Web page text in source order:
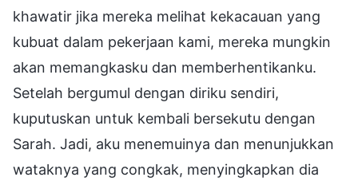
khawatir jika mereka melihat kekacauan yang
kubuat dalam pekerjaan kami, mereka mungkin
akan memangkasku dan memberhentikanku.
Setelah bergumul dengan diriku sendiri,
kuputuskan untuk kembali bersekutu dengan
Sarah. Jadi, aku menemuinya dan menunjukkan
wataknya yang congkak, menyingkapkan dia